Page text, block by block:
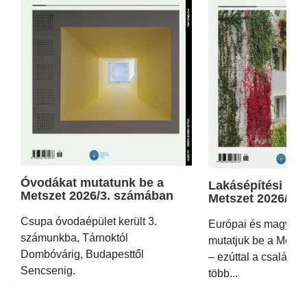
Óvodákat mutatunk be a
Metszet 2026/3. számában
Csupa óvodaépület került 3.
számunkba, Tárnoktól
Dombóvárig, Budapesttől
Sencsenig.
Lakásépítési
Metszet 2026/2.
Európai és magyar
mutatjuk be a
– ezúttal a családi
több...